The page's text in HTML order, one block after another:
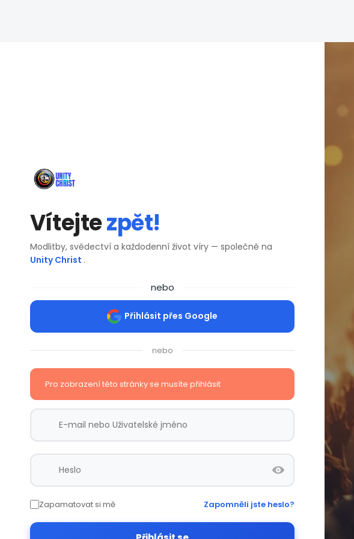
Vítejtezpět!
Modlitby, svědectví a každodenní život víry — společně na
Unity Christ .
nebo
Přihlásit přes Google
nebo
Pro zobrazení této stránky se musíte přihlásit
Zapamatovat si mě Zapomněli jste heslo?